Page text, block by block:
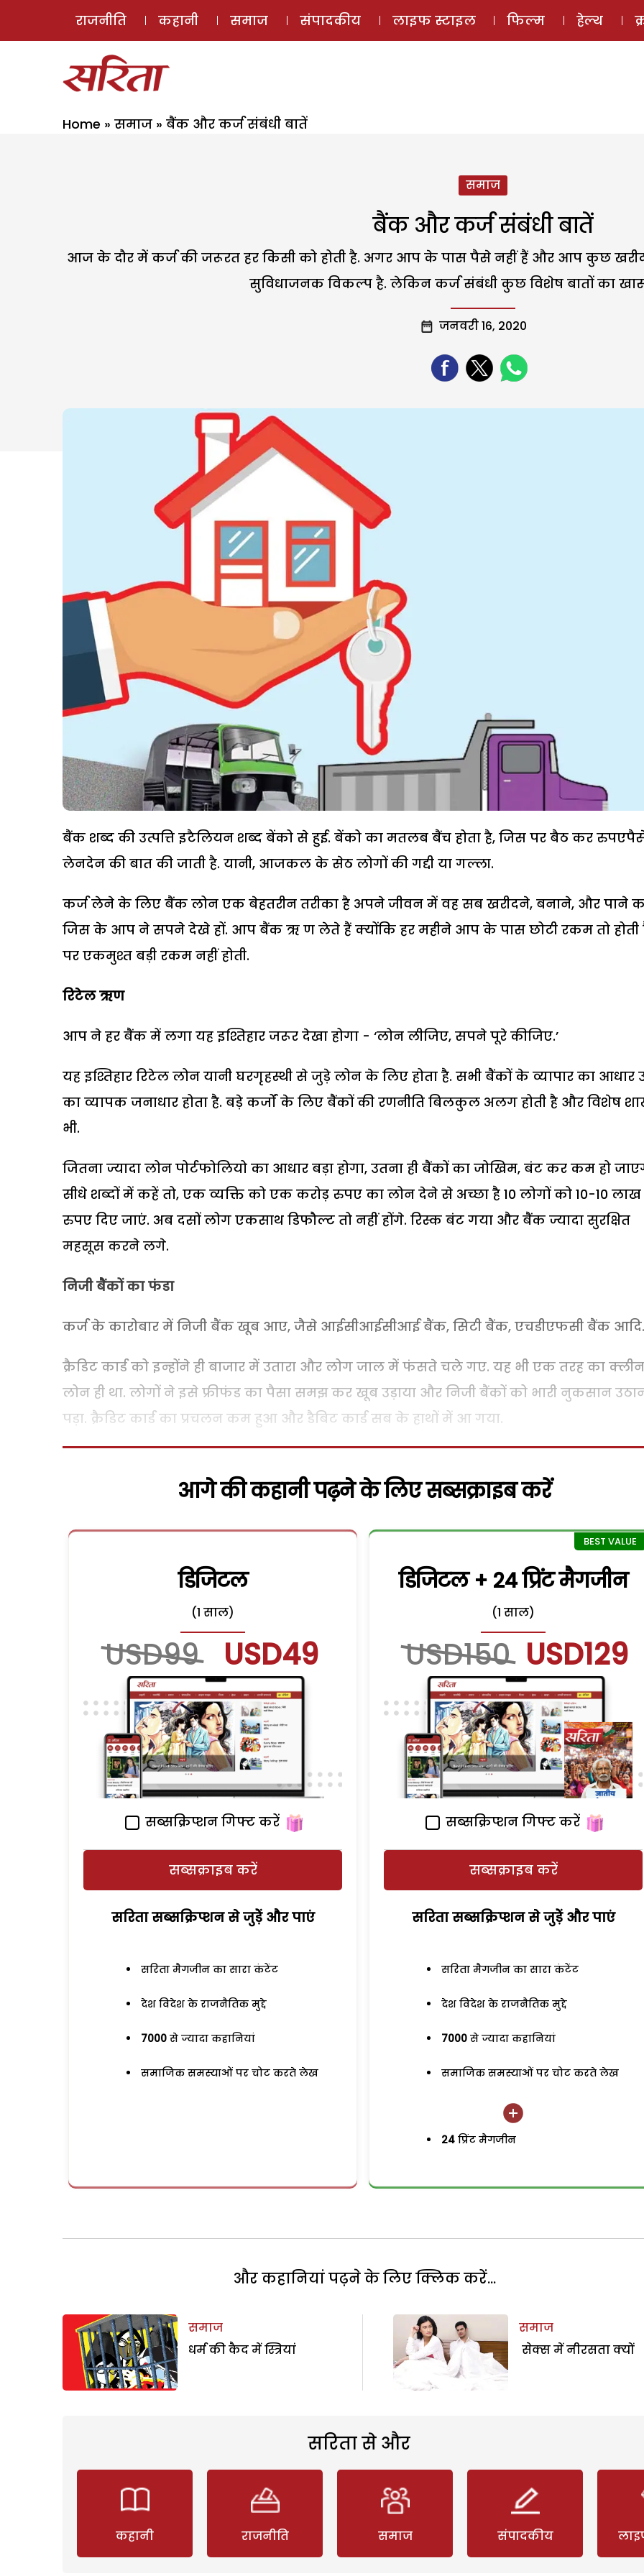
ई-मैगज़ीन
राजनीति कहानी समाज संपादकीय लाइफ स्टाइल फिल्म हेल्थ
Home » समाज » बैंक और कर्ज संबंधी बातें
समाज
बैंक और कर्ज संबंधी बातें
आज के दौर में कर्ज की जरूरत हर किसी को होती है. अगर आप के पास पैसे नहीं हैं और आप कुछ
सुविधाजनक विकल्प है. लेकिन कर्ज संबंधी कुछ विशेष बातों का
जनवरी 16, 2020
बैंक शब्द की उत्पत्ति इटैलियन शब्द बेंको से हुई. बेंको का मतलब बैंच होता है, जिस पर बैठ कर
लेनदेन की बात की जाती है. यानी, आजकल के सेठ लोगों की गद्दी या गल्ला.
कर्ज लेने के लिए बैंक लोन एक बेहतरीन तरीका है अपने जीवन में वह सब खरीदने, बनाने, और पाने
जिस के आप ने सपने देखे हों. आप बैंक ऋ ण लेते हैं क्योंकि हर महीने आप के पास छोटी रकम तो होती
पर एकमुश्त बड़ी रकम नहीं होती.
रिटेल ऋण
आप ने हर बैंक में लगा यह इश्तिहार जरूर देखा होगा - ‘लोन लीजिए, सपने पूरे कीजिए.’
यह इश्तिहार रिटेल लोन यानी घरगृहस्थी से जुड़े लोन के लिए होता है. सभी बैंकों के व्यापार का आधार
का व्यापक जनाधार होता है. बड़े कर्जों के लिए बैंकों की रणनीति बिलकुल अलग होती है और विशेष
भी.
जितना ज्यादा लोन पोर्टफोलियो का आधार बड़ा होगा, उतना ही बैंकों का जोखिम, बंट कर कम हो
सीधे शब्दों में कहें तो, एक व्यक्ति को एक करोड़ रुपए का लोन देने से अच्छा है 10 लोगों को 10-10 लाख
रुपए दिए जाएं. अब दसों लोग एकसाथ डिफौल्ट तो नहीं होंगे. रिस्क बंट गया और बैंक ज्यादा सुरक्षित
महसूस करने लगे.
निजी बैंकों का फंडा
कर्ज के कारोबार में निजी बैंक खूब आए, जैसे आईसीआईसीआई बैंक, सिटी बैंक, एचडीएफसी बैंक आदि.
क्रैडिट कार्ड को इन्होंने ही बाजार में उतारा और लोग जाल में फंसते चले गए. यह भी एक तरह का क्लीन
लोन ही था. लोगों ने इसे फ्रीफंड का पैसा समझ कर खूब उड़ाया और निजी बैंकों को भारी नुकसान
पड़ा. क्रैडिट कार्ड का प्रचलन कम हुआ और डैबिट कार्ड सब के हाथों में आ गया.
आगे की कहानी पढ़ने के लिए सब्सक्राइब करें
डिजिटल
(1 साल)
USD99 USD49
सब्सक्रिप्शन गिफ्ट करें
सब्सक्राइब करें
सरिता सब्सक्रिप्शन से जुड़ेें और पाएं
सरिता मैगजीन का सारा कंटेंट
देश विदेश के राजनैतिक मुद्दे
7000 से ज्यादा कहानियां
समाजिक समस्याओं पर चोट करते लेख
डिजिटल + 24 प्रिंट मैगजीन
(1 साल)
USD150 USD129
सब्सक्रिप्शन गिफ्ट करें
सब्सक्राइब करें
सरिता सब्सक्रिप्शन से जुड़ेें और पाएं
सरिता मैगजीन का सारा कंटेंट
देश विदेश के राजनैतिक मुद्दे
7000 से ज्यादा कहानियां
समाजिक समस्याओं पर चोट करते लेख
24 प्रिंट मैगजीन
और कहानियां पढ़ने के लिए क्लिक करें...
समाज
धर्म की कैद में स्त्रियां
समाज
सेक्स में नीरसता क्यों
सरिता से और
कहानी राजनीति समाज संपादकीय